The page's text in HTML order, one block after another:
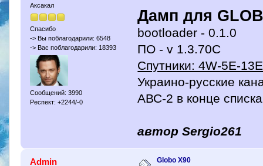
Аксакал
Спасибо
-> Вы поблагодарили: 6548
-> Вас поблагодарили: 18393
Сообщений: 3990
Респект: +2244/-0
Дамп для
bootloader - 0.1.0
ПО - v 1.3.70C
Спутники: 4W-5E-
Украино-русские
АВС-2 в конце
автор Sergio261
Admin Globo X90